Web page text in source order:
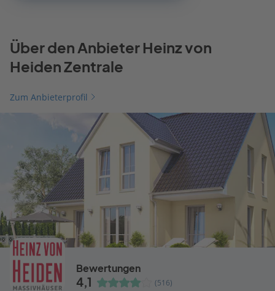
Über den Anbieter Heinz von
Heiden Zentrale
Zum Anbieterprofil
Bewertungen
4,1 (516)